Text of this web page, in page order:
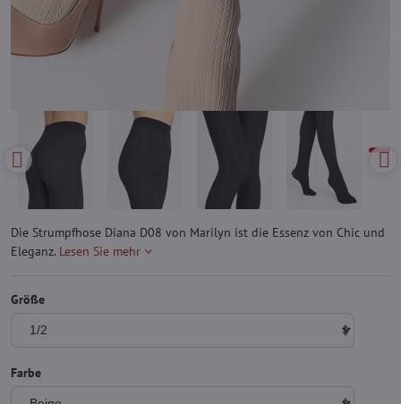
Die Strumpfhose Diana D08 von Marilyn ist die Essenz von Chic und
Eleganz. Lesen Sie mehr
Größe
Farbe